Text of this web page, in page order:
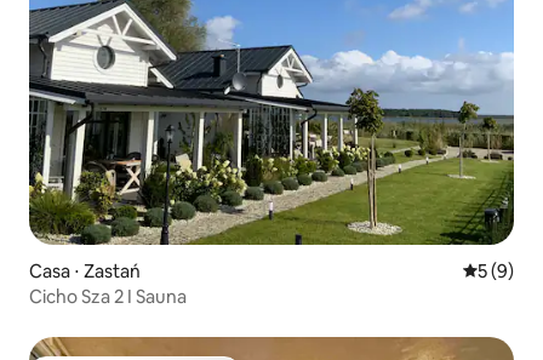
Casa ⋅ Zastań 5 de
5 (9)
Cicho Sza 2 I Sauna